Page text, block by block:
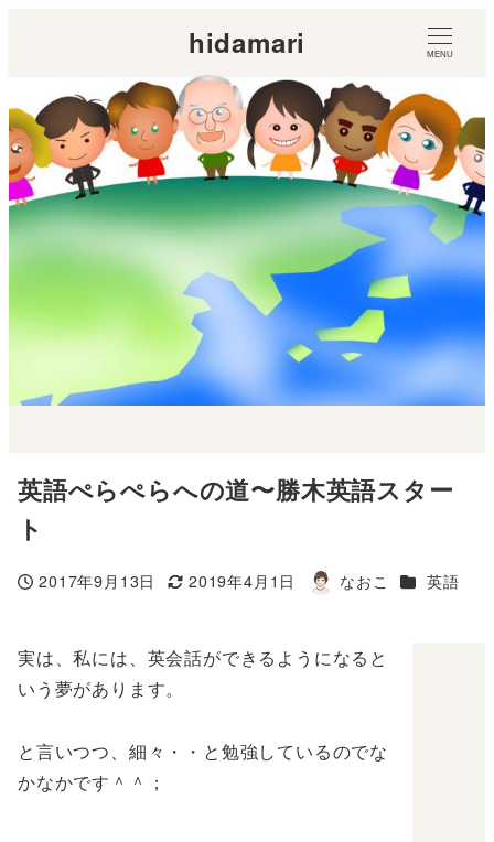
hidamari MENU
英語ぺらぺらへの道〜勝木英語スター
ト
投稿日
2017年9月13日
更新日
2019年4月1日
著
なおこ カテゴリー
英語
実は、私には、英会話ができるようになると
いう夢があります。
と言いつつ、細々・・と勉強しているのでな
かなかです＾＾；